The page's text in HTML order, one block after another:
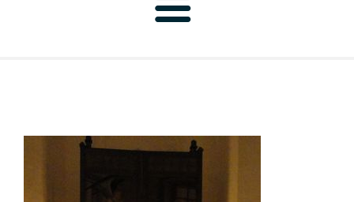
Personen